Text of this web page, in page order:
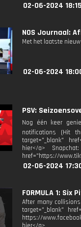
02-06-2024 18:15
NOS Journaal:
Met het laatste
02-06-2024
PSV:
Nog één keer
notifications (Hit
target="_blank"
hier</a>
href="https://
02-06-2024
FORMULA 1:
After many
target="_blank"
https://